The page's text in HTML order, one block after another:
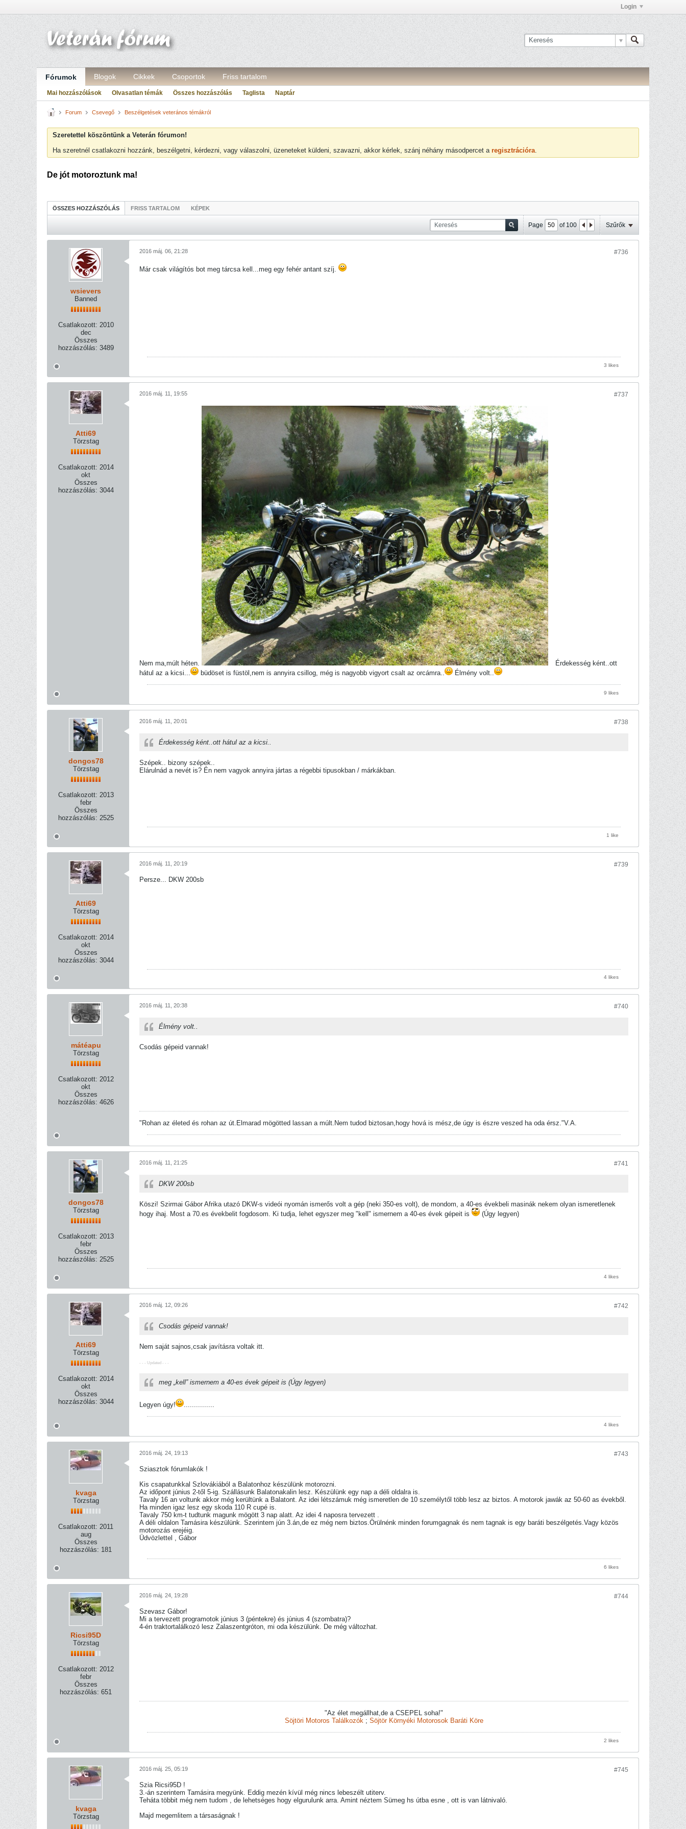
Login
Fórumok Blogok Cikkek Csoportok Friss tartalom
Mai hozzászólások Olvasatlan témák Összes hozzászólás Taglista Naptár
Forum Csevegő Beszélgetések veterános témákról
Szeretettel köszöntünk a Veterán fórumon!
Ha szeretnél csatlakozni hozzánk, beszélgetni, kérdezni, vagy válaszolni, üzeneteket küldeni, szavazni, akkor kérlek, szánj néhány másodpercet a regisztrációra.
De jót motoroztunk ma!
ÖSSZES HOZZÁSZÓLÁS FRISS TARTALOM KÉPEK
Page of 100 Szűrők
wsievers
Banned
Csatlakozott: 2010
dec
Összes
hozzászólás: 3489
#736
2016 máj. 06, 21:28
Már csak világítós bot meg tárcsa kell...meg egy fehér antant szíj.
3 likes
Atti69
Törzstag
Csatlakozott: 2014
okt
Összes
hozzászólás: 3044
#737
2016 máj. 11, 19:55
Nem ma,múlt héten.
Érdekesség ként..ott
hátul az a kicsi...
büdöset is füstöl,nem is annyira csillog, még is nagyobb vigyort csalt az orcámra.. Élmény volt..
9 likes
dongos78
Törzstag
Csatlakozott: 2013
febr
Összes
hozzászólás: 2525
#738
2016 máj. 11, 20:01
Érdekesség ként..ott hátul az a kicsi..
Szépek.. bizony szépek..
Elárulnád a nevét is? Én nem vagyok annyira jártas a régebbi tipusokban / márkákban.
1 like
Atti69
Törzstag
Csatlakozott: 2014
okt
Összes
hozzászólás: 3044
#739
2016 máj. 11, 20:19
Persze... DKW 200sb
4 likes
mátéapu
Törzstag
Csatlakozott: 2012
okt
Összes
hozzászólás: 4626
#740
2016 máj. 11, 20:38
Élmény volt..
Csodás gépeid vannak!
"Rohan az életed és rohan az út.Elmarad mögötted lassan a múlt.Nem tudod biztosan,hogy hová is mész,de úgy is észre veszed ha oda érsz."V.A.
dongos78
Törzstag
Csatlakozott: 2013
febr
Összes
hozzászólás: 2525
#741
2016 máj. 11, 21:25
DKW 200sb
Köszi! Szirmai Gábor Afrika utazó DKW-s videói nyomán ismerős volt a gép (neki 350-es volt), de mondom, a 40-es évekbeli masinák nekem olyan ismeretlenek
hogy ihaj. Most a 70.es évekbelit fogdosom. Ki tudja, lehet egyszer meg "kell" ismernem a 40-es évek gépeit is
(Úgy legyen)
4 likes
Atti69
Törzstag
Csatlakozott: 2014
okt
Összes
hozzászólás: 3044
#742
2016 máj. 12, 09:26
Csodás gépeid vannak!
Nem saját sajnos,csak javításra voltak itt.
- - - Updated - - -
meg „kell” ismernem a 40-es évek gépeit is (Úgy legyen)
Legyen úgy! ...............
4 likes
kvaga
Törzstag
Csatlakozott: 2011
aug
Összes
hozzászólás: 181
#743
2016 máj. 24, 19:13
Sziasztok fórumlakók !
Kis csapatunkkal Szlovákiából a Balatonhoz készülünk motorozni.
Az időpont június 2-től 5-ig. Szállásunk Balatonakalin lesz. Készülünk egy nap a déli oldalra is.
Tavaly 16 an voltunk akkor még kerültünk a Balatont. Az idei létszámuk még ismeretlen de 10 személytől több lesz az biztos. A motorok jawák az 50-60 as évekből.
Ha minden igaz lesz egy skoda 110 R cupé is.
Tavaly 750 km-t tudtunk magunk mögött 3 nap alatt. Az idei 4 naposra tervezett .
A déli oldalon Tamásira készülünk. Szerintem jún 3.án,de ez még nem biztos.Örülnénk minden forumgagnak és nem tagnak is egy baráti beszélgetés.Vagy közös
motorozás erejéig.
Üdvözlettel , Gábor
6 likes
Ricsi95D
Törzstag
Csatlakozott: 2012
febr
Összes
hozzászólás: 651
#744
2016 máj. 24, 19:28
Szevasz Gábor!
Mi a tervezett programotok június 3 (péntekre) és június 4 (szombatra)?
4-én traktortalálkozó lesz Zalaszentgróton, mi oda készülünk. De még változhat.
"Az élet megállhat,de a CSEPEL soha!"
Söjtöri Motoros Találkozók; Söjtör Környéki Motorosok Baráti Köre
2 likes
kvaga
Törzstag
#745
2016 máj. 25, 05:19
Szia Ricsi95D !
3.-án szerintem Tamásira megyünk. Eddig mezén kívül még nincs lebeszélt utiterv.
Teháta többit még nem tudom , de lehetséges hogy elgurulunk arra. Amint néztem Sümeg hs útba esne , ott is van látnivaló.
Majd megemlitem a társaságnak !